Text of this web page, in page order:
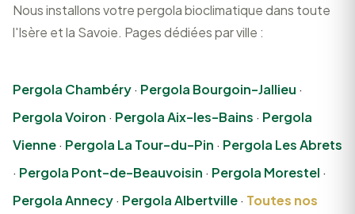
Nous installons votre pergola bioclimatique dans toute
l'Isère et la Savoie. Pages dédiées par ville :
Pergola Chambéry· Pergola Bourgoin-Jallieu ·
Pergola Voiron · Pergola Aix-les-Bains · Pergola
Vienne· Pergola La Tour-du-Pin · Pergola Les Abrets
· Pergola Pont-de-Beauvoisin · Pergola Morestel ·
Pergola Annecy· Pergola Albertville· Toutes nos